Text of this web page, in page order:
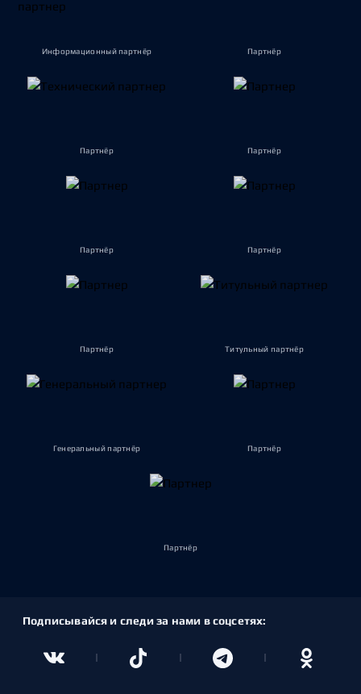
Информационный партнёр Партнёр
Партнёр Партнёр
Партнёр Партнёр
Партнёр Титульный партнёр
Генеральный партнёр Партнёр
Партнёр
Подписывайся и следи за нами в соцсетях: